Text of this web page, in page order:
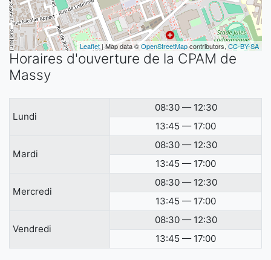
Leaflet| Map data ©OpenStreetMapcontributors, CC-BY-SA
Horaires d'ouverture de la CPAM de
Massy
Lundi
08:30 — 12:30
13:45 — 17:00
Mardi
08:30 — 12:30
13:45 — 17:00
Mercredi
08:30 — 12:30
13:45 — 17:00
Vendredi
08:30 — 12:30
13:45 — 17:00